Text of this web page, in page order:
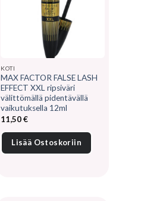
KOTI
MAX FACTOR FALSE LASH
EFFECT XXL ripsiväri
välittömällä pidentävällä
vaikutuksella 12ml
11,50€
Lisää Ostoskoriin